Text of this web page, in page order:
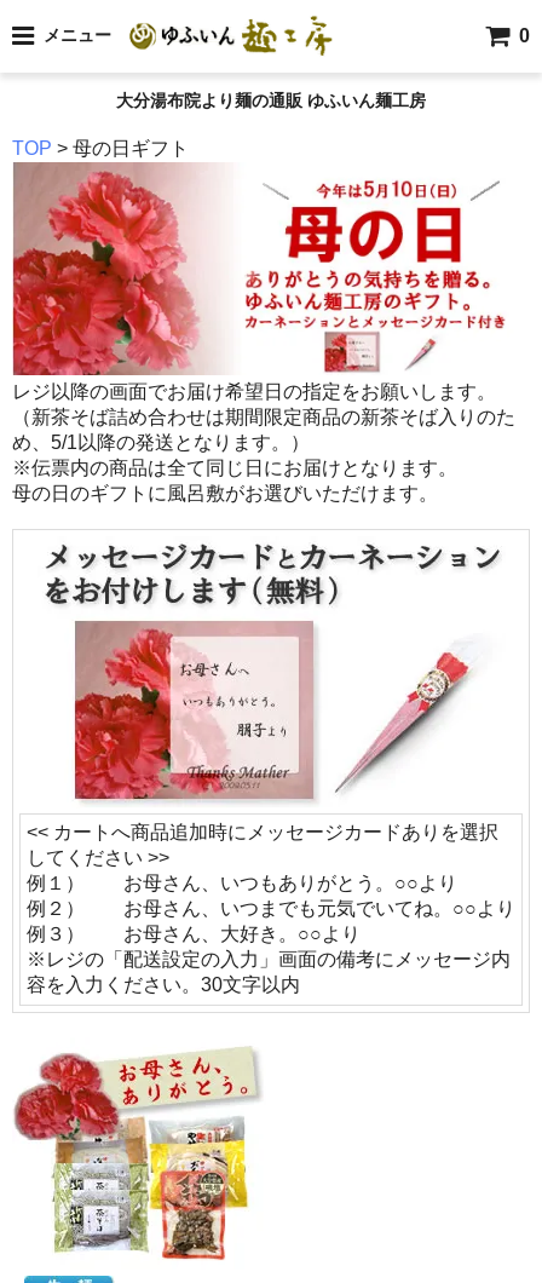
メニュー 0
大分湯布院より麺の通販 ゆふいん麺工房
TOP > 母の日ギフト
レジ以降の画面でお届け希望日の指定をお願いします。
（新茶そば詰め合わせは期間限定商品の新茶そば入りのた
め、5/1以降の発送となります。）
※伝票内の商品は全て同じ日にお届けとなります。
母の日のギフトに風呂敷がお選びいただけます。
<< カートへ商品追加時にメッセージカードありを選択
してください >>
例１） お母さん、いつもありがとう。○○より
例２） お母さん、いつまでも元気でいてね。○○より
例３） お母さん、大好き。○○より
※レジの「配送設定の入力」画面の備考にメッセージ内
容を入力ください。30文字以内